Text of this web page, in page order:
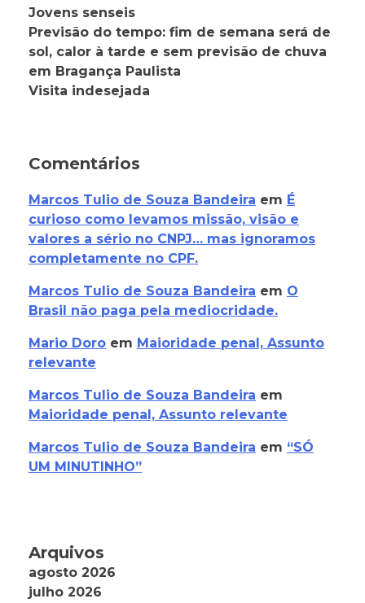
Jovens senseis
Previsão do tempo: fim de semana será de
sol, calor à tarde e sem previsão de chuva
em Bragança Paulista
Visita indesejada
Comentários
Marcos Tulio de Souza Bandeira em É
curioso como levamos missão, visão e
valores a sério no CNPJ… mas ignoramos
completamente no CPF.
Marcos Tulio de Souza Bandeira em O
Brasil não paga pela mediocridade.
Mario Doro em Maioridade penal, Assunto
relevante
Marcos Tulio de Souza Bandeira em
Maioridade penal, Assunto relevante
Marcos Tulio de Souza Bandeira em “SÓ
UM MINUTINHO”
Arquivos
agosto 2026
julho 2026